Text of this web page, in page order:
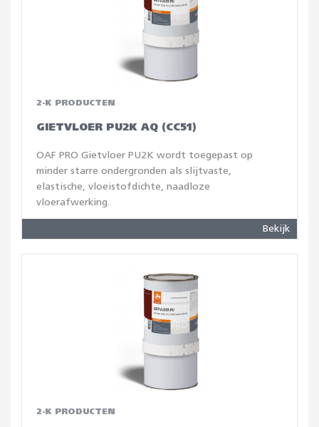
2-K PRODUCTEN
GIETVLOER PU2K AQ (CC51)
OAF PRO Gietvloer PU2K wordt toegepast op
minder starre ondergronden als slijtvaste,
elastische, vloeistofdichte, naadloze
vloerafwerking.
Bekijk
2-K PRODUCTEN